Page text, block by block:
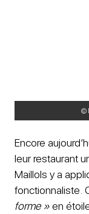
©
Encore
leur restaurant
Maillols y a
fonctionnaliste.
forme »en